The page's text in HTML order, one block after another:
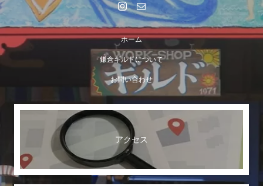
ホーム
鎌倉ギルドについて
お問い合わせ
アクセス